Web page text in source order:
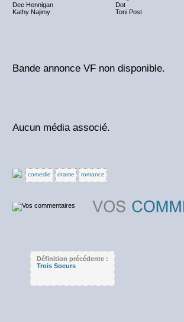
Dee Hennigan
Dot
Kathy Najimy
Toni Post
Bande annonce VF non disponible.
Aucun média associé.
comedie drame romance
Définition précédente :
Trois Soeurs